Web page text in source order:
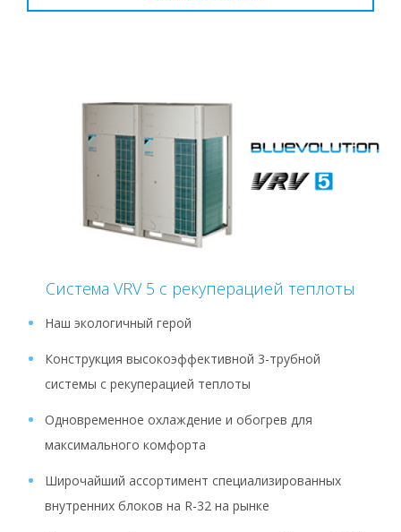
Система VRV 5 с рекуперацией теплоты
Наш экологичный герой
Конструкция высокоэффективной 3-трубной
системы с рекуперацией теплоты
Одновременное охлаждение и обогрев для
максимального комфорта
Широчайший ассортимент специализированных
внутренних блоков на R-32 на рынке